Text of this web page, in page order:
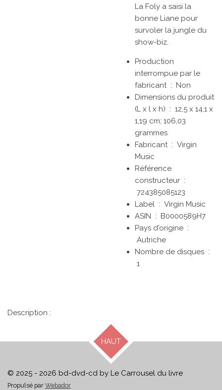
La Foly a saisi la
bonne Liane pour
survoler la jungle du
show-biz.
Production
interrompue par le
fabricant ‏ : ‎ Non
Dimensions du produit
(L x l x h) ‏ : ‎ 12,5 x 14,1 x
1,19 cm; 106,03
grammes
Fabricant ‏ : ‎ Virgin
Music
Référence
constructeur ‏ :
724385085123
Label ‏ : ‎ Virgin Music
ASIN ‏ : ‎ B0000589H7
Pays d'origine ‏ :
Autriche
Nombre de disques ‏ :
1
Description :
HAUT
© 2025 - 2026 bd-dvd-cd by Le Carrousel du livre
Propulsé par Webador